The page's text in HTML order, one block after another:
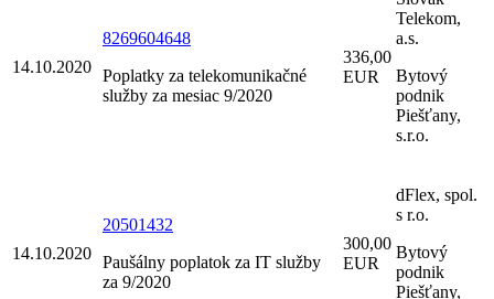
14.10.2020
8269604648
Poplatky za telekomunikačné
služby za mesiac 9/2020
336,00
EUR
Telekom,
a.s.
Bytový
podnik
Piešťany,
s.r.o.
14.10.2020
20501432
Paušálny poplatok za IT služby
za 9/2020
300,00
EUR
dFlex, spol.
s r.o.
Bytový
podnik
Piešťany,